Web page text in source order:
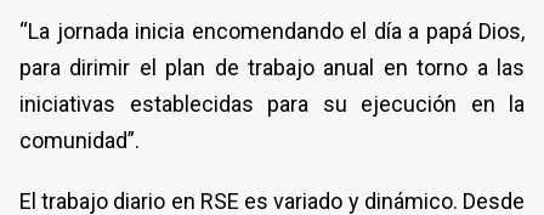
“La jornada inicia encomendando el día a papá Dios,
para dirimir el plan de trabajo anual en torno a las
iniciativas establecidas para su ejecución en la
comunidad”.
El trabajo diario en RSE es variado y dinámico. Desde